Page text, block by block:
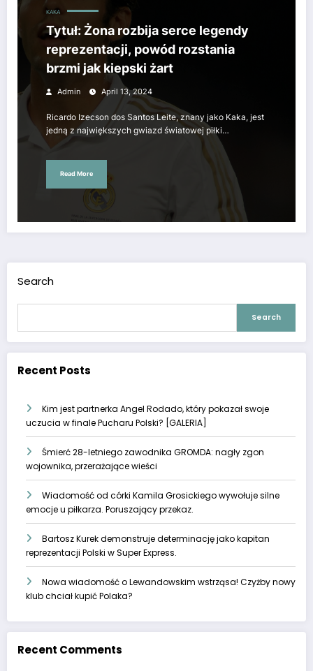
KAKA
Tytuł: Żona rozbija serce legendy
reprezentacji, powód rozstania
brzmi jak kiepski żart
Admin April 13, 2024
Ricardo Izecson dos Santos Leite, znany jako Kaka, jest
jedną z największych gwiazd światowej piłki…
Read More
Search
Search
Recent Posts
Kim jest partnerka Angel Rodado, który pokazał swoje
uczucia w finale Pucharu Polski? [GALERIA]
Śmierć 28-letniego zawodnika GROMDA: nagły zgon
wojownika, przerażające wieści
Wiadomość od córki Kamila Grosickiego wywołuje silne
emocje u piłkarza. Poruszający przekaz.
Bartosz Kurek demonstruje determinację jako kapitan
reprezentacji Polski w Super Express.
Nowa wiadomość o Lewandowskim wstrząsa! Czyżby nowy
klub chciał kupić Polaka?
Recent Comments